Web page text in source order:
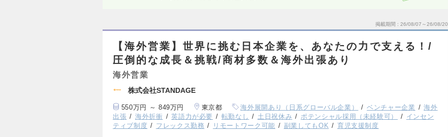
掲載期間 26/08/07～26/08/20
【海外営業】世界に挑む日本企業を、あなたの力で支える！/
圧倒的な成長＆挑戦/商材多数＆海外出張あり
海外営業
株式会社STANDAGE
550万円 ～ 849万円 東京都 海外展開あり（日系グローバル企業） ベンチャー企業
海外
出張
海外折衝 英語力が必要 転勤なし 土日祝休み ポテンシャル採用（未経験可）
インセン
ティブ制度
フレックス勤務 リモートワーク可能 副業してもOK 育児支援制度